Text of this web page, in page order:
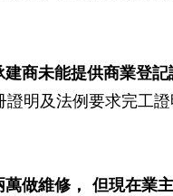
商未能提供商業登記
明及法例要求完工
做維修， 但現在業